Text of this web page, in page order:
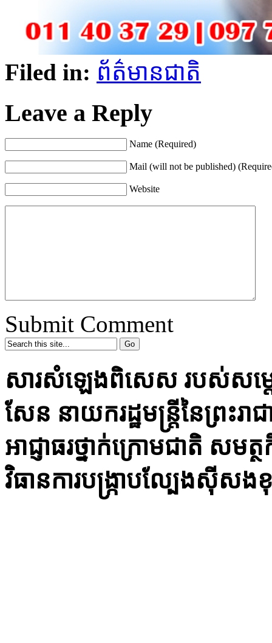
Filed in: ព័ត៌មានជាតិ
Leave a Reply
Name (Required)
Mail (will not be published)
Website
Submit Comment
សារសំឡេងពិសេស របស់សម្ត
សែន នាយករដ្ឋមន្ត្រីនៃព្រះរ
អាជ្ញាធរថ្នាក់ក្រោមជាតិ សម
វិធានការ​បង្ក្រាបល្បែងស៊ីស